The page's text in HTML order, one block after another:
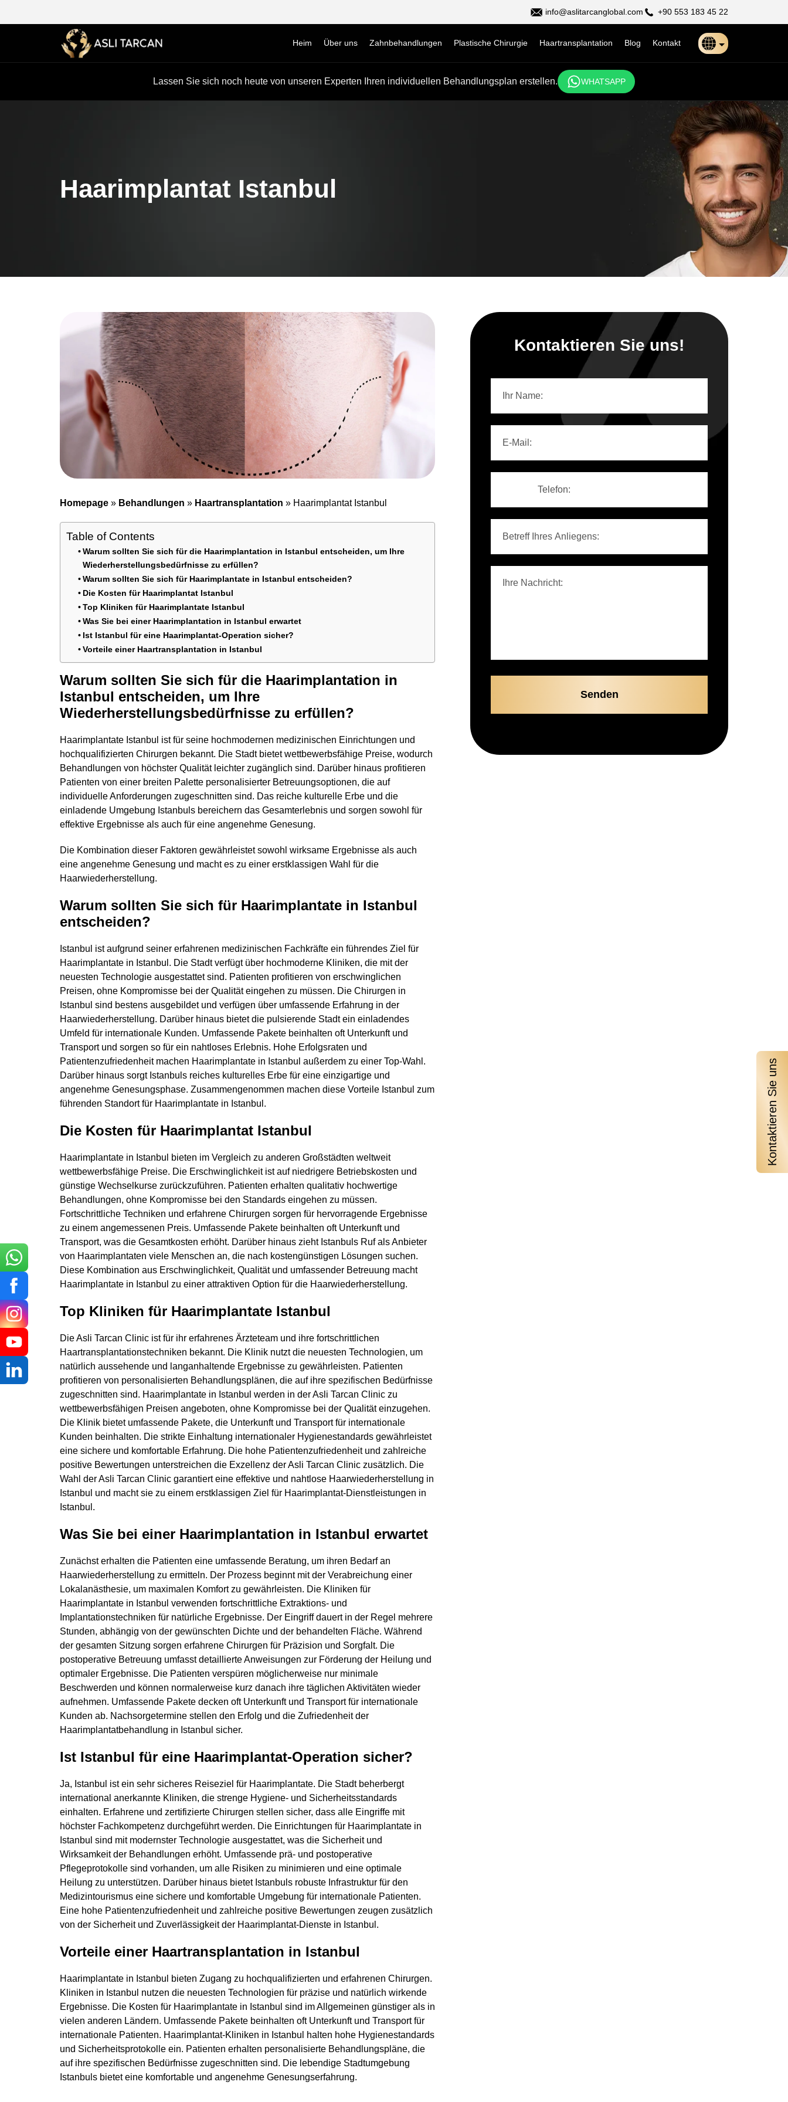
Kontaktieren Sie uns
info@aslitarcanglobal.com +90 553 183 45 22
Heim Über uns Zahnbehandlungen Plastische Chirurgie Haartransplantation Blog Kontakt
Indonesia
Български
Français
Deutsch
Español
English
Lassen Sie sich noch heute von unseren Experten Ihren individuellen Behandlungsplan erstellen. WHATSAPP
Haarimplantat Istanbul
Homepage » Behandlungen » Haartransplantation » Haarimplantat Istanbul
Table of Contents
Warum sollten Sie sich für die Haarimplantation in Istanbul entscheiden, um Ihre
Wiederherstellungsbedürfnisse zu erfüllen?
Warum sollten Sie sich für Haarimplantate in Istanbul entscheiden?
Die Kosten für Haarimplantat Istanbul
Top Kliniken für Haarimplantate Istanbul
Was Sie bei einer Haarimplantation in Istanbul erwartet
Ist Istanbul für eine Haarimplantat-Operation sicher?
Vorteile einer Haartransplantation in Istanbul
Warum sollten Sie sich für die Haarimplantation in
Istanbul entscheiden, um Ihre
Wiederherstellungsbedürfnisse zu erfüllen?
Haarimplantate Istanbul ist für seine hochmodernen medizinischen Einrichtungen und
hochqualifizierten Chirurgen bekannt. Die Stadt bietet wettbewerbsfähige Preise, wodurch
Behandlungen von höchster Qualität leichter zugänglich sind. Darüber hinaus profitieren
Patienten von einer breiten Palette personalisierter Betreuungsoptionen, die auf
individuelle Anforderungen zugeschnitten sind. Das reiche kulturelle Erbe und die
einladende Umgebung Istanbuls bereichern das Gesamterlebnis und sorgen sowohl für
effektive Ergebnisse als auch für eine angenehme Genesung.
Die Kombination dieser Faktoren gewährleistet sowohl wirksame Ergebnisse als auch
eine angenehme Genesung und macht es zu einer erstklassigen Wahl für die
Haarwiederherstellung.
Warum sollten Sie sich für Haarimplantate in Istanbul
entscheiden?
Istanbul ist aufgrund seiner erfahrenen medizinischen Fachkräfte ein führendes Ziel für
Haarimplantate in Istanbul. Die Stadt verfügt über hochmoderne Kliniken, die mit der
neuesten Technologie ausgestattet sind. Patienten profitieren von erschwinglichen
Preisen, ohne Kompromisse bei der Qualität eingehen zu müssen. Die Chirurgen in
Istanbul sind bestens ausgebildet und verfügen über umfassende Erfahrung in der
Haarwiederherstellung. Darüber hinaus bietet die pulsierende Stadt ein einladendes
Umfeld für internationale Kunden. Umfassende Pakete beinhalten oft Unterkunft und
Transport und sorgen so für ein nahtloses Erlebnis. Hohe Erfolgsraten und
Patientenzufriedenheit machen Haarimplantate in Istanbul außerdem zu einer Top-Wahl.
Darüber hinaus sorgt Istanbuls reiches kulturelles Erbe für eine einzigartige und
angenehme Genesungsphase. Zusammengenommen machen diese Vorteile Istanbul zum
führenden Standort für Haarimplantate in Istanbul.
Die Kosten für Haarimplantat Istanbul
Haarimplantate in Istanbul bieten im Vergleich zu anderen Großstädten weltweit
wettbewerbsfähige Preise. Die Erschwinglichkeit ist auf niedrigere Betriebskosten und
günstige Wechselkurse zurückzuführen. Patienten erhalten qualitativ hochwertige
Behandlungen, ohne Kompromisse bei den Standards eingehen zu müssen.
Fortschrittliche Techniken und erfahrene Chirurgen sorgen für hervorragende Ergebnisse
zu einem angemessenen Preis. Umfassende Pakete beinhalten oft Unterkunft und
Transport, was die Gesamtkosten erhöht. Darüber hinaus zieht Istanbuls Ruf als Anbieter
von Haarimplantaten viele Menschen an, die nach kostengünstigen Lösungen suchen.
Diese Kombination aus Erschwinglichkeit, Qualität und umfassender Betreuung macht
Haarimplantate in Istanbul zu einer attraktiven Option für die Haarwiederherstellung.
Top Kliniken für Haarimplantate Istanbul
Die Asli Tarcan Clinic ist für ihr erfahrenes Ärzteteam und ihre fortschrittlichen
Haartransplantationstechniken bekannt. Die Klinik nutzt die neuesten Technologien, um
natürlich aussehende und langanhaltende Ergebnisse zu gewährleisten. Patienten
profitieren von personalisierten Behandlungsplänen, die auf ihre spezifischen Bedürfnisse
zugeschnitten sind. Haarimplantate in Istanbul werden in der Asli Tarcan Clinic zu
wettbewerbsfähigen Preisen angeboten, ohne Kompromisse bei der Qualität einzugehen.
Die Klinik bietet umfassende Pakete, die Unterkunft und Transport für internationale
Kunden beinhalten. Die strikte Einhaltung internationaler Hygienestandards gewährleistet
eine sichere und komfortable Erfahrung. Die hohe Patientenzufriedenheit und zahlreiche
positive Bewertungen unterstreichen die Exzellenz der Asli Tarcan Clinic zusätzlich. Die
Wahl der Asli Tarcan Clinic garantiert eine effektive und nahtlose Haarwiederherstellung in
Istanbul und macht sie zu einem erstklassigen Ziel für Haarimplantat-Dienstleistungen in
Istanbul.
Was Sie bei einer Haarimplantation in Istanbul erwartet
Zunächst erhalten die Patienten eine umfassende Beratung, um ihren Bedarf an
Haarwiederherstellung zu ermitteln. Der Prozess beginnt mit der Verabreichung einer
Lokalanästhesie, um maximalen Komfort zu gewährleisten. Die Kliniken für
Haarimplantate in Istanbul verwenden fortschrittliche Extraktions- und
Implantationstechniken für natürliche Ergebnisse. Der Eingriff dauert in der Regel mehrere
Stunden, abhängig von der gewünschten Dichte und der behandelten Fläche. Während
der gesamten Sitzung sorgen erfahrene Chirurgen für Präzision und Sorgfalt. Die
postoperative Betreuung umfasst detaillierte Anweisungen zur Förderung der Heilung und
optimaler Ergebnisse. Die Patienten verspüren möglicherweise nur minimale
Beschwerden und können normalerweise kurz danach ihre täglichen Aktivitäten wieder
aufnehmen. Umfassende Pakete decken oft Unterkunft und Transport für internationale
Kunden ab. Nachsorgetermine stellen den Erfolg und die Zufriedenheit der
Haarimplantatbehandlung in Istanbul sicher.
Ist Istanbul für eine Haarimplantat-Operation sicher?
Ja, Istanbul ist ein sehr sicheres Reiseziel für Haarimplantate. Die Stadt beherbergt
international anerkannte Kliniken, die strenge Hygiene- und Sicherheitsstandards
einhalten. Erfahrene und zertifizierte Chirurgen stellen sicher, dass alle Eingriffe mit
höchster Fachkompetenz durchgeführt werden. Die Einrichtungen für Haarimplantate in
Istanbul sind mit modernster Technologie ausgestattet, was die Sicherheit und
Wirksamkeit der Behandlungen erhöht. Umfassende prä- und postoperative
Pflegeprotokolle sind vorhanden, um alle Risiken zu minimieren und eine optimale
Heilung zu unterstützen. Darüber hinaus bietet Istanbuls robuste Infrastruktur für den
Medizintourismus eine sichere und komfortable Umgebung für internationale Patienten.
Eine hohe Patientenzufriedenheit und zahlreiche positive Bewertungen zeugen zusätzlich
von der Sicherheit und Zuverlässigkeit der Haarimplantat-Dienste in Istanbul.
Vorteile einer Haartransplantation in Istanbul
Haarimplantate in Istanbul bieten Zugang zu hochqualifizierten und erfahrenen Chirurgen.
Kliniken in Istanbul nutzen die neuesten Technologien für präzise und natürlich wirkende
Ergebnisse. Die Kosten für Haarimplantate in Istanbul sind im Allgemeinen günstiger als in
vielen anderen Ländern. Umfassende Pakete beinhalten oft Unterkunft und Transport für
internationale Patienten. Haarimplantat-Kliniken in Istanbul halten hohe Hygienestandards
und Sicherheitsprotokolle ein. Patienten erhalten personalisierte Behandlungspläne, die
auf ihre spezifischen Bedürfnisse zugeschnitten sind. Die lebendige Stadtumgebung
Istanbuls bietet eine komfortable und angenehme Genesungserfahrung.
Kontaktieren Sie uns!
Kontaktieren Sie uns!
Ihr Vor- und Nachname
Ihre E-Mail-Adresse Betreff
Ihre Nachricht